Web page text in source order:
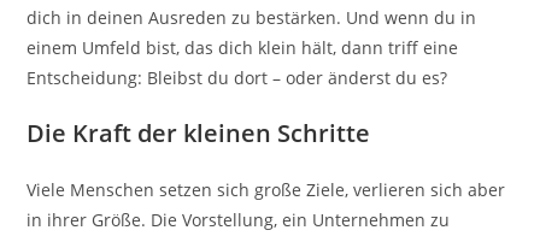
dich in deinen Ausreden zu bestärken. Und wenn du in
einem Umfeld bist, das dich klein hält, dann triff eine
Entscheidung: Bleibst du dort – oder änderst du es?
Die Kraft der kleinen Schritte
Viele Menschen setzen sich große Ziele, verlieren sich aber
in ihrer Größe. Die Vorstellung, ein Unternehmen zu